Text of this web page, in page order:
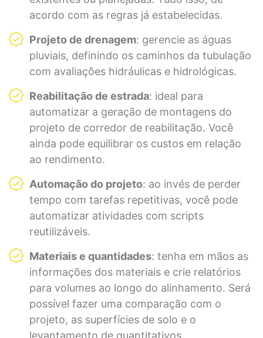
acordo com as regras já estabelecidas.
Projeto de drenagem: gerencie as águas
pluviais, definindo os caminhos da tubulação
com avaliações hidráulicas e hidrológicas.
Reabilitação de estrada: ideal para
automatizar a geração de montagens do
projeto de corredor de reabilitação. Você
ainda pode equilibrar os custos em relação
ao rendimento.
Automação do projeto: ao invés de perder
tempo com tarefas repetitivas, você pode
automatizar atividades com scripts
reutilizáveis.
Materiais e quantidades: tenha em mãos as
informações dos materiais e crie relatórios
para volumes ao longo do alinhamento. Será
possível fazer uma comparação com o
projeto, as superfícies de solo e o
levantamento de quantitativos.